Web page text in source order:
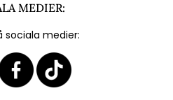
MEDIER:
sociala medier: